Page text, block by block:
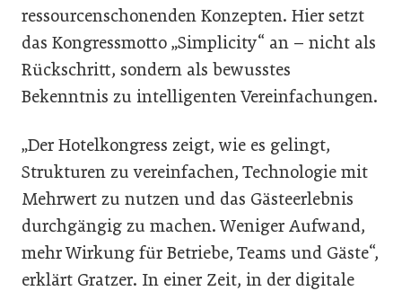
ressourcenschonenden Konzepten. Hier setzt
das Kongressmotto „Simplicity“ an – nicht als
Rückschritt, sondern als bewusstes
Bekenntnis zu intelligenten Vereinfachungen.
„Der Hotelkongress zeigt, wie es gelingt,
Strukturen zu vereinfachen, Technologie mit
Mehrwert zu nutzen und das Gästeerlebnis
durchgängig zu machen. Weniger Aufwand,
mehr Wirkung für Betriebe, Teams und Gäste“,
erklärt Gratzer. In einer Zeit, in der digitale